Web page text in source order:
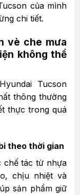
của mình
chi tiết.
vè che mưa
không thể
Tucson
thông thường
thực trong quá
theo thời gian
chế tác từ nhựa
chịu nhiệt và
sản phẩm giữ